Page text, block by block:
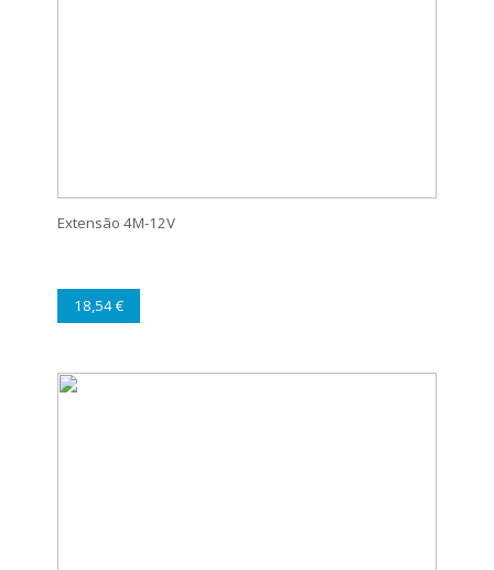
Extensão 4M-12V
18,54 €